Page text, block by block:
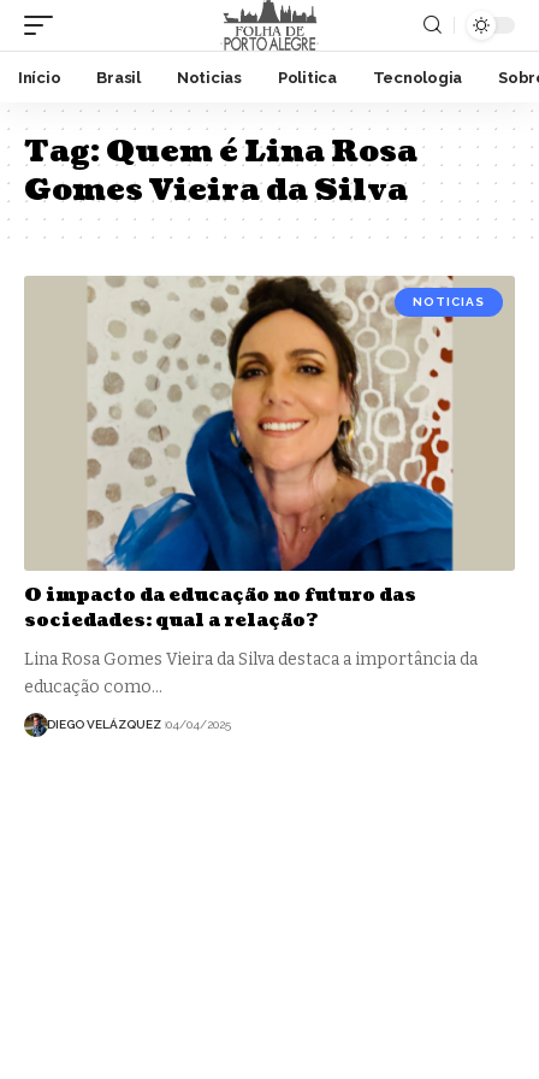
Início Brasil Noticias Politica Tecnologia
Tag:Quem é Lina Rosa
Gomes Vieira da Silva
NOTICIAS
O impacto da educação no futuro das
sociedades: qual a relação?
Lina Rosa Gomes Vieira da Silva destaca a importância da
educação como…
DIEGO VELÁZQUEZ 04/04/2025